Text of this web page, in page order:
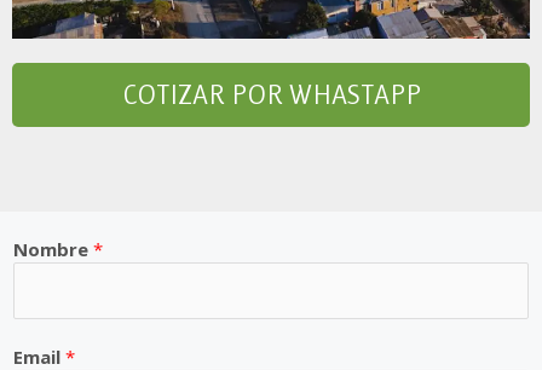
COTIZAR POR WHASTAPP
Nombre *
Email *